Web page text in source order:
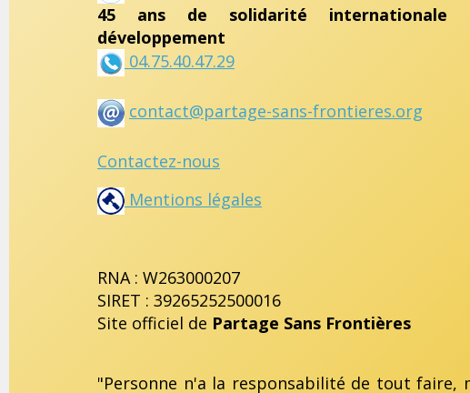
45 ans de solidarité
développement
04.75.40.47.29
contact@partage-sans-frontieres.org
Contactez-nous
Mentions légales
RNA : W263000207
SIRET : 39265252500016
Site officiel de Partage Sans Frontières
"Personne n'a la responsabilité de tout faire,